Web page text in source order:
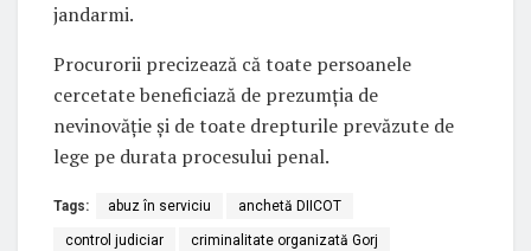
jandarmi.
Procurorii precizează că toate persoanele
cercetate beneficiază de prezumția de
nevinovăție și de toate drepturile prevăzute de
lege pe durata procesului penal.
Tags: abuz în serviciu anchetă DIICOT
control judiciar criminalitate organizată Gorj